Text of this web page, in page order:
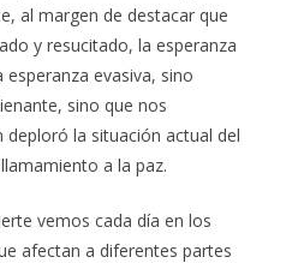
al margen de destacar que
y resucitado, la esperanza
evasiva, sino
sino que nos
deploró la situación actual del
a la paz.
vemos cada día en los
afectan a diferentes partes